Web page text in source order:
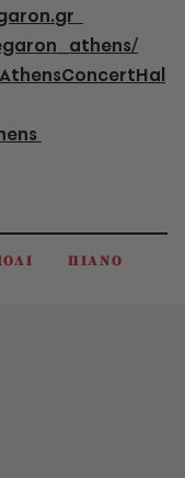
.gr
athens/
AthensConcertHal
ΠΙΑΝΟ